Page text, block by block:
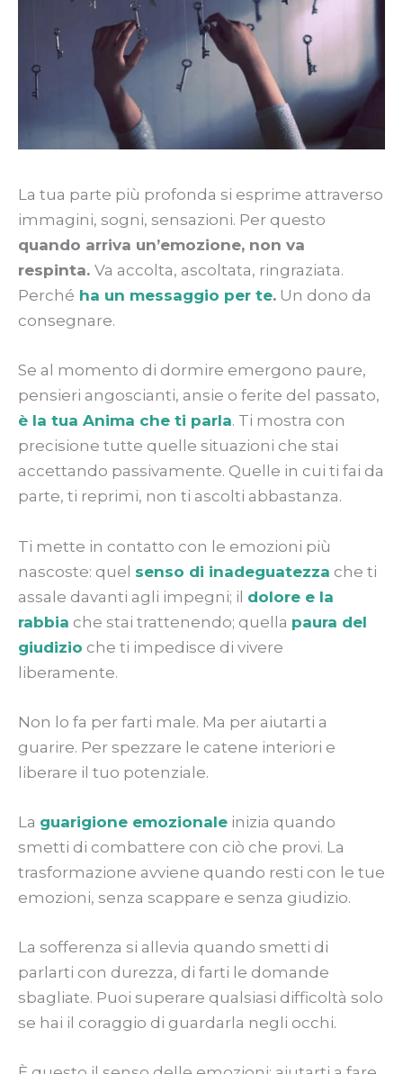
La tua parte più profonda si esprime attraverso
immagini, sogni, sensazioni. Per questo
quando arriva un’emozione, non va
respinta. Va accolta, ascoltata, ringraziata.
Perché ha un messaggio per te. Un dono da
consegnare.
Se al momento di dormire emergono paure,
pensieri angoscianti, ansie o ferite del passato,
è la tua Anima che ti parla. Ti mostra con
precisione tutte quelle situazioni che stai
accettando passivamente. Quelle in cui ti fai da
parte, ti reprimi, non ti ascolti abbastanza.
Ti mette in contatto con le emozioni più
nascoste: quel senso di inadeguatezza che ti
assale davanti agli impegni; il dolore e la
rabbia che stai trattenendo; quella paura del
giudizio che ti impedisce di vivere
liberamente.
Non lo fa per farti male. Ma per aiutarti a
guarire. Per spezzare le catene interiori e
liberare il tuo potenziale.
La guarigione emozionale inizia quando
smetti di combattere con ciò che provi. La
trasformazione avviene quando resti con le tue
emozioni, senza scappare e senza giudizio.
La sofferenza si allevia quando smetti di
parlarti con durezza, di farti le domande
sbagliate. Puoi superare qualsiasi difficoltà solo
se hai il coraggio di guardarla negli occhi.